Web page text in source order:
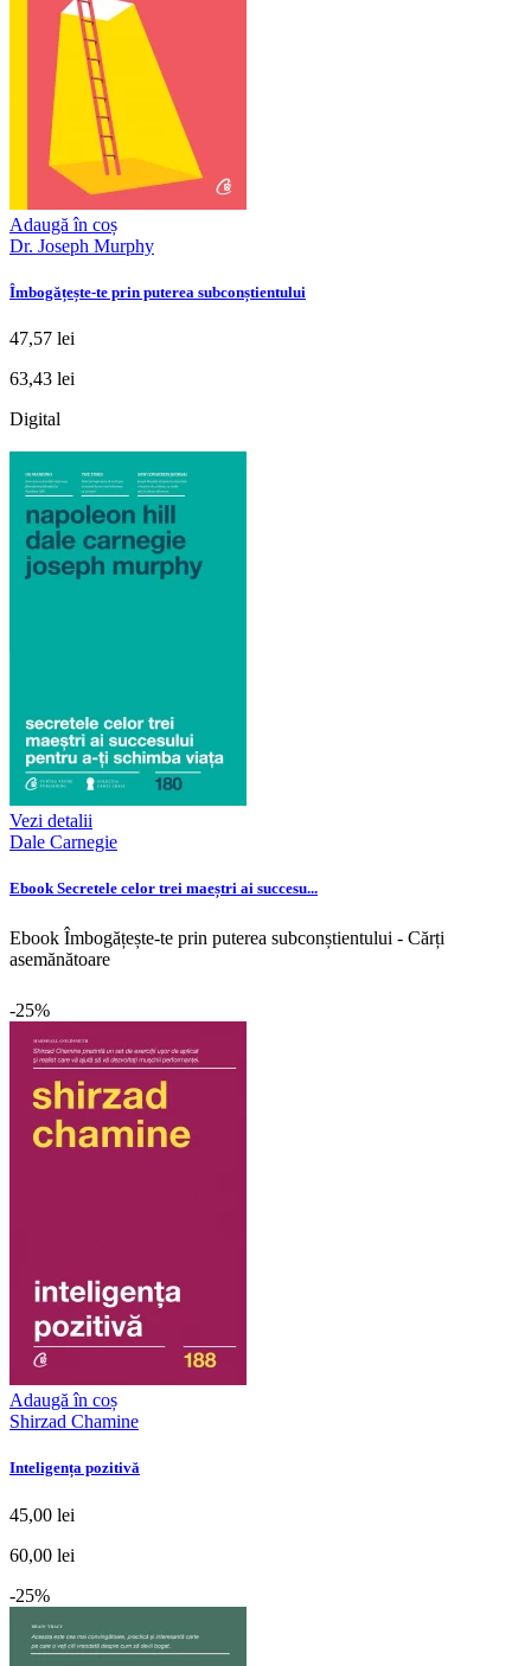
Adaugă în coș
Dr. Joseph Murphy
Îmbogățește-te prin puterea subconștientului
47,57 lei
63,43 lei
Digital
Vezi detalii
Dale Carnegie
Ebook Secretele celor trei maeștri ai succesu...
Ebook Îmbogățește-te prin puterea subconștientului - Cărți
asemănătoare
-25%
Adaugă în coș
Shirzad Chamine
Inteligența pozitivă
45,00 lei
60,00 lei
-25%